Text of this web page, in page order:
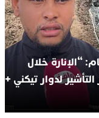
“الإنارة خلال
لدوار تيكني +